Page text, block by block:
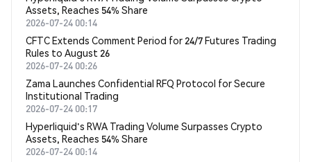
Assets, Reaches 54% Share
2026-07-24 00:14
CFTC Extends Comment Period for 24/7 Futures Trading
Rules to August 26
2026-07-24 00:26
Zama Launches Confidential RFQ Protocol for Secure
Institutional Trading
2026-07-24 00:17
Hyperliquid's RWA Trading Volume Surpasses Crypto
Assets, Reaches 54% Share
2026-07-24 00:14